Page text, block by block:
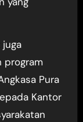
program
Pura
Kantor